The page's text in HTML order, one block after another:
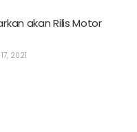
akan Rilis Motor
2021